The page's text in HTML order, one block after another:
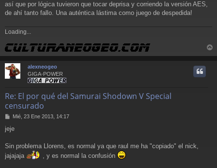
así que por lógica tuvieron que tocar deprisa y corriendo la versión AES,
de ahí tanto fallo. Una auténtica lástima como juego de despedida!
Loading...
r
alexneogeo
GIGA-POWER
Re: El por qué del Samurai Shodown V Special
censurado
M
n
a
j
e
Mié, 23 Ene 2013, 14:17
jeje
Sin problema Llorens, es normal ya que raul me ha "copiado" el nick,
jajajaja
, y es normal la confusión